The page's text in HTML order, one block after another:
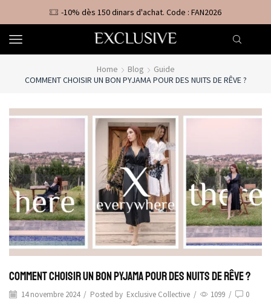
-10% dès 150 dinars d'achat. Code : FAN2026
Home Blog
Guide
COMMENT CHOISIR UN BON PYJAMA POUR DES NUITS DE RÊVE ?
Comment choisir un bon pyjama pour des nuits de rêve ?
14 novembre 2024 / Posted by Exclusive Collective / 1099 / 0